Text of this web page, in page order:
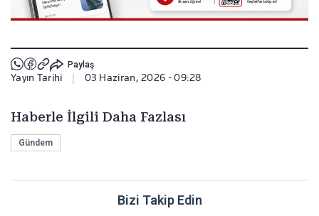
Paylaş
Yayın Tarihi 03 Haziran, 2026 - 09:28
Haberle İlgili Daha Fazlası
Gündem
Bizi Takip Edin